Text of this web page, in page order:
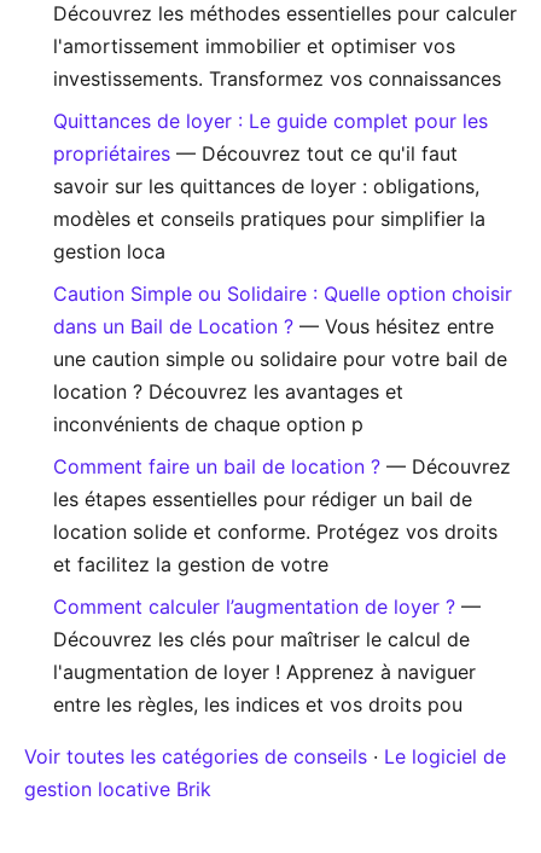
Découvrez les méthodes essentielles pour calculer
l'amortissement immobilier et optimiser vos
investissements. Transformez vos connaissances
Quittances de loyer : Le guide complet pour les
propriétaires — Découvrez tout ce qu'il faut
savoir sur les quittances de loyer : obligations,
modèles et conseils pratiques pour simplifier la
gestion loca
Caution Simple ou Solidaire : Quelle option choisir
dans un Bail de Location ? — Vous hésitez entre
une caution simple ou solidaire pour votre bail de
location ? Découvrez les avantages et
inconvénients de chaque option p
Comment faire un bail de location ? — Découvrez
les étapes essentielles pour rédiger un bail de
location solide et conforme. Protégez vos droits
et facilitez la gestion de votre
Comment calculer l’augmentation de loyer ? —
Découvrez les clés pour maîtriser le calcul de
l'augmentation de loyer ! Apprenez à naviguer
entre les règles, les indices et vos droits pou
Voir toutes les catégories de conseils · Le logiciel de
gestion locative Brik